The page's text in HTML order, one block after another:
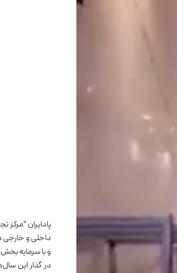
پادایران “مرکز
داخلی و خارجی
و با سرمایه
در گذار این